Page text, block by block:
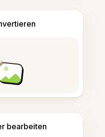
bearbeiten